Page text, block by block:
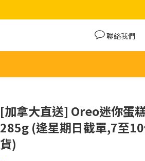
聯絡我們
[加拿大直送] Oreo迷你蛋
285g (逢星期日截單,7至
貨)